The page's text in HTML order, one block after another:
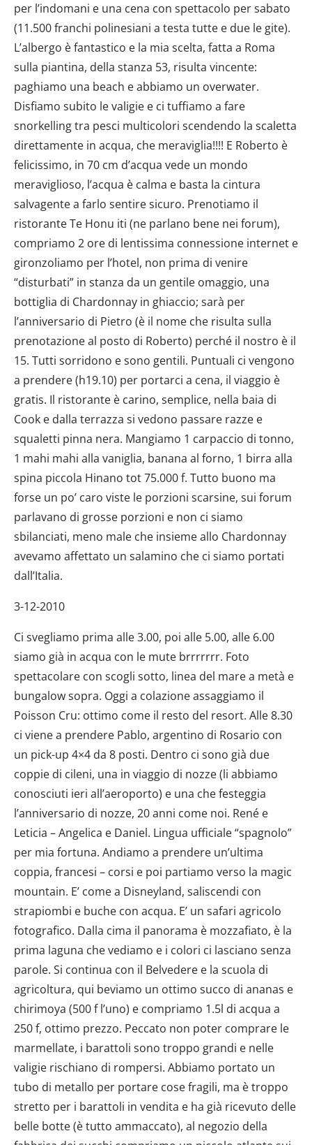
per l’indomani e una cena con spettacolo per sabato
(11.500 franchi polinesiani a testa tutte e due le gite).
L’albergo è fantastico e la mia scelta, fatta a Roma
sulla piantina, della stanza 53, risulta vincente:
paghiamo una beach e abbiamo un overwater.
Disfiamo subito le valigie e ci tuffiamo a fare
snorkelling tra pesci multicolori scendendo la scaletta
direttamente in acqua, che meraviglia!!!! E Roberto è
felicissimo, in 70 cm d’acqua vede un mondo
meraviglioso, l’acqua è calma e basta la cintura
salvagente a farlo sentire sicuro. Prenotiamo il
ristorante Te Honu iti (ne parlano bene nei forum),
compriamo 2 ore di lentissima connessione internet e
gironzoliamo per l’hotel, non prima di venire
“disturbati” in stanza da un gentile omaggio, una
bottiglia di Chardonnay in ghiaccio; sarà per
l’anniversario di Pietro (è il nome che risulta sulla
prenotazione al posto di Roberto) perché il nostro è il
15. Tutti sorridono e sono gentili. Puntuali ci vengono
a prendere (h19.10) per portarci a cena, il viaggio è
gratis. Il ristorante è carino, semplice, nella baia di
Cook e dalla terrazza si vedono passare razze e
squaletti pinna nera. Mangiamo 1 carpaccio di tonno,
1 mahi mahi alla vaniglia, banana al forno, 1 birra alla
spina piccola Hinano tot 75.000 f. Tutto buono ma
forse un po’ caro viste le porzioni scarsine, sui forum
parlavano di grosse porzioni e non ci siamo
sbilanciati, meno male che insieme allo Chardonnay
avevamo affettato un salamino che ci siamo portati
dall’Italia.
3-12-2010
Ci svegliamo prima alle 3.00, poi alle 5.00, alle 6.00
siamo già in acqua con le mute brrrrrrr. Foto
spettacolare con scogli sotto, linea del mare a metà e
bungalow sopra. Oggi a colazione assaggiamo il
Poisson Cru: ottimo come il resto del resort. Alle 8.30
ci viene a prendere Pablo, argentino di Rosario con
un pick-up 4×4 da 8 posti. Dentro ci sono già due
coppie di cileni, una in viaggio di nozze (li abbiamo
conosciuti ieri all’aeroporto) e una che festeggia
l’anniversario di nozze, 20 anni come noi. René e
Leticia – Angelica e Daniel. Lingua ufficiale “spagnolo”
per mia fortuna. Andiamo a prendere un’ultima
coppia, francesi – corsi e poi partiamo verso la magic
mountain. E’ come a Disneyland, saliscendi con
strapiombi e buche con acqua. E’ un safari agricolo
fotografico. Dalla cima il panorama è mozzafiato, è la
prima laguna che vediamo e i colori ci lasciano senza
parole. Si continua con il Belvedere e la scuola di
agricoltura, qui beviamo un ottimo succo di ananas e
chirimoya (500 f l’uno) e compriamo 1.5l di acqua a
250 f, ottimo prezzo. Peccato non poter comprare le
marmellate, i barattoli sono troppo grandi e nelle
valigie rischiano di rompersi. Abbiamo portato un
tubo di metallo per portare cose fragili, ma è troppo
stretto per i barattoli in vendita e ha già ricevuto delle
belle botte (è tutto ammaccato), al negozio della